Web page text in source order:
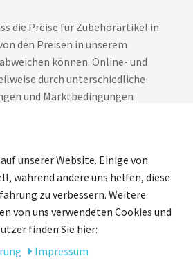
die Preise für Zubehörartikel in
den Preisen in unserem
können. Online- und
durch unterschiedliche
und Marktbedingungen
(Onlineshop oder Ladengeschäft)
unserer Website. Einige von
während andere uns helfen, diese
zu verbessern. Weitere
von uns verwendeten Cookies und
finden Sie hier:
Impressum